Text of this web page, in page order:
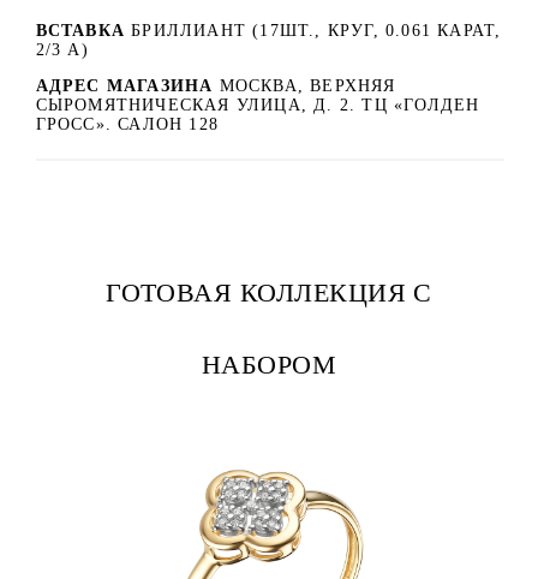
ВСТАВКА БРИЛЛИАНТ (17ШТ., КРУГ, 0.061 КАРАТ,
2/3 А)
АДРЕС МАГАЗИНА МОСКВА, ВЕРХНЯЯ
СЫРОМЯТНИЧЕСКАЯ УЛИЦА, Д. 2. ТЦ «ГОЛДЕН
ГРОСС». САЛОН 128
ГОТОВАЯ КОЛЛЕКЦИЯ С
НАБОРОМ